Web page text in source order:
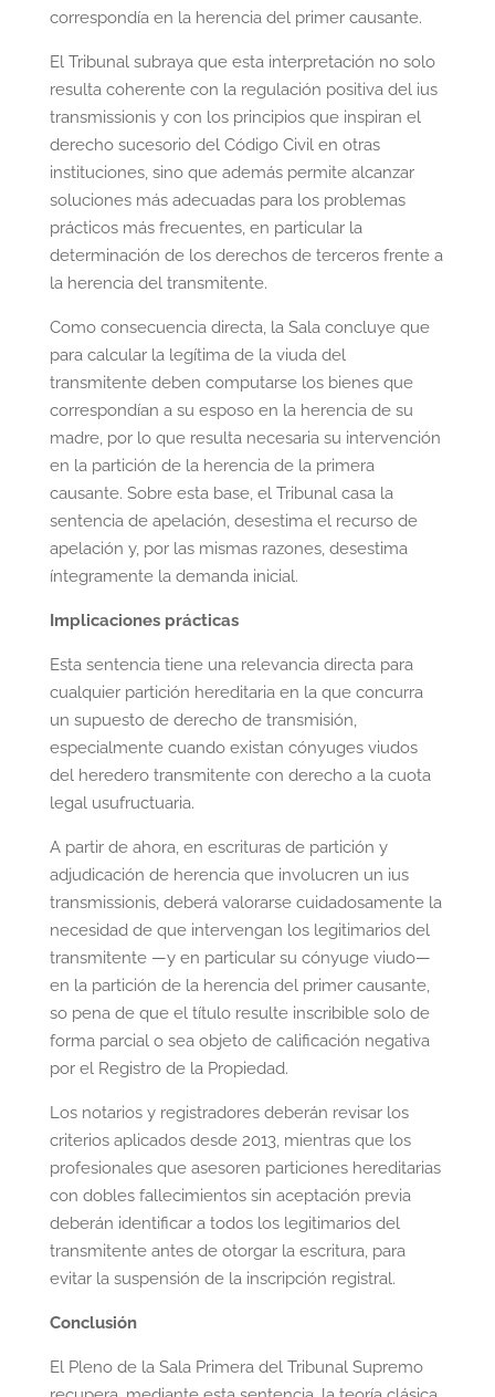
correspondía en la herencia del primer causante.
El Tribunal subraya que esta interpretación no solo
resulta coherente con la regulación positiva del ius
transmissionis y con los principios que inspiran el
derecho sucesorio del Código Civil en otras
instituciones, sino que además permite alcanzar
soluciones más adecuadas para los problemas
prácticos más frecuentes, en particular la
determinación de los derechos de terceros frente a
la herencia del transmitente.
Como consecuencia directa, la Sala concluye que
para calcular la legítima de la viuda del
transmitente deben computarse los bienes que
correspondían a su esposo en la herencia de su
madre, por lo que resulta necesaria su intervención
en la partición de la herencia de la primera
causante. Sobre esta base, el Tribunal casa la
sentencia de apelación, desestima el recurso de
apelación y, por las mismas razones, desestima
íntegramente la demanda inicial.
Implicaciones prácticas
Esta sentencia tiene una relevancia directa para
cualquier partición hereditaria en la que concurra
un supuesto de derecho de transmisión,
especialmente cuando existan cónyuges viudos
del heredero transmitente con derecho a la cuota
legal usufructuaria.
A partir de ahora, en escrituras de partición y
adjudicación de herencia que involucren un ius
transmissionis, deberá valorarse cuidadosamente la
necesidad de que intervengan los legitimarios del
transmitente —y en particular su cónyuge viudo—
en la partición de la herencia del primer causante,
so pena de que el título resulte inscribible solo de
forma parcial o sea objeto de calificación negativa
por el Registro de la Propiedad.
Los notarios y registradores deberán revisar los
criterios aplicados desde 2013, mientras que los
profesionales que asesoren particiones hereditarias
con dobles fallecimientos sin aceptación previa
deberán identificar a todos los legitimarios del
transmitente antes de otorgar la escritura, para
evitar la suspensión de la inscripción registral.
Conclusión
El Pleno de la Sala Primera del Tribunal Supremo